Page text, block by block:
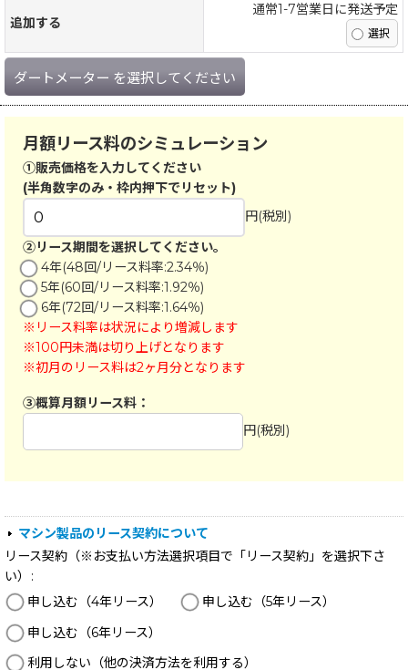
追加する
通常1-7営業日に発送予定
ダートメーター を選択してください
マシン製品のリース契約について
リース契約（※お支払い方法選択項目で「リース契約」を選択下さ
い）
:
申し込む（4年リース）
申し込む（5年リース）
申し込む（6年リース）
利用しない（他の決済方法を利用する）